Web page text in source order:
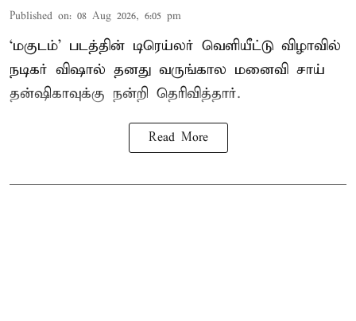
Published on: 08 Aug 2026, 6:05 pm
‘மகுடம்’ படத்தின் டிரெய்லர் வெளியீட்டு விழாவில்
நடிகர் விஷால் தனது வருங்கால மனைவி சாய்
தன்ஷிகாவுக்கு நன்றி தெரிவித்தார்.
Read More